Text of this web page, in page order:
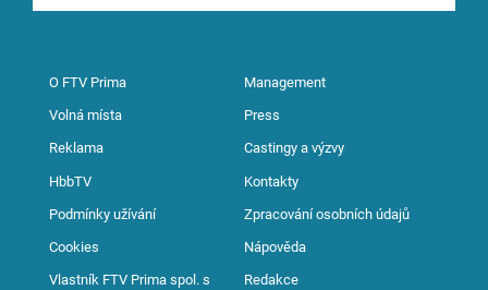
O FTV Prima Management
Volná místa Press
Reklama Castingy a výzvy
HbbTV Kontakty
Podmínky užívání Zpracování osobních údajů
Cookies Nápověda
Vlastník FTV Prima spol. s
Redakce